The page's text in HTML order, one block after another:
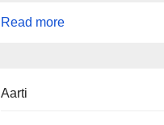
Read more:
Aarti